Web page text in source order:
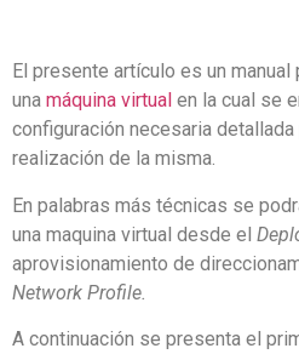
El presente artículo es un manual
una máquina virtual en la cual se
configuración necesaria detallada
realización de la misma.
En palabras más técnicas se
una maquina virtual desde el
aprovisionamiento de
Network Profile.
A continuación se presenta el